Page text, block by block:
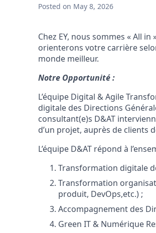
Posted on May 8, 2026
Chez EY, nous sommes « All
orienterons votre carrière
monde meilleur.
Notre Opportunité :
L’équipe Digital & Agile
digitale des Directions
consultant(e)s D&AT
d’un projet, auprès de clients
L’équipe D&AT répond à
Transformation digitale
Transformation
produit, DevOps,etc.) ;
Accompagnement des
Green IT & Numérique